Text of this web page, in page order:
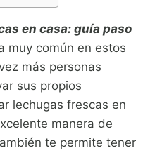
en casa: guía paso
muy común en estos
más personas
sus propios
lechugas frescas en
manera de
te permite tener